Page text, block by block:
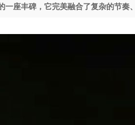
的一座丰碑，它完美融合了复杂的节